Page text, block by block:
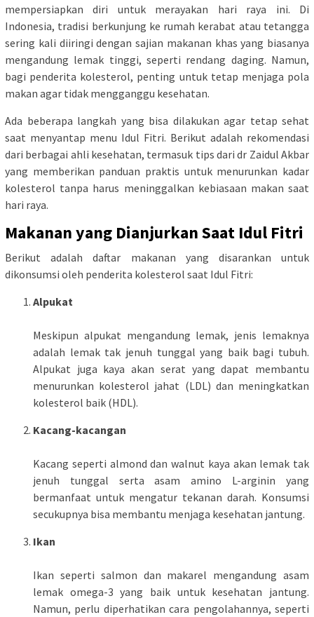
mempersiapkan diri untuk merayakan hari raya ini. Di
Indonesia, tradisi berkunjung ke rumah kerabat atau tetangga
sering kali diiringi dengan sajian makanan khas yang biasanya
mengandung lemak tinggi, seperti rendang daging. Namun,
bagi penderita kolesterol, penting untuk tetap menjaga pola
makan agar tidak mengganggu kesehatan.
Ada beberapa langkah yang bisa dilakukan agar tetap sehat
saat menyantap menu Idul Fitri. Berikut adalah rekomendasi
dari berbagai ahli kesehatan, termasuk tips dari dr Zaidul Akbar
yang memberikan panduan praktis untuk menurunkan kadar
kolesterol tanpa harus meninggalkan kebiasaan makan saat
hari raya.
Makanan yang Dianjurkan Saat Idul Fitri
Berikut adalah daftar makanan yang disarankan untuk
dikonsumsi oleh penderita kolesterol saat Idul Fitri:
Alpukat
Meskipun alpukat mengandung lemak, jenis lemaknya
adalah lemak tak jenuh tunggal yang baik bagi tubuh.
Alpukat juga kaya akan serat yang dapat membantu
menurunkan kolesterol jahat (LDL) dan meningkatkan
kolesterol baik (HDL).
Kacang-kacangan
Kacang seperti almond dan walnut kaya akan lemak tak
jenuh tunggal serta asam amino L-arginin yang
bermanfaat untuk mengatur tekanan darah. Konsumsi
secukupnya bisa membantu menjaga kesehatan jantung.
Ikan
Ikan seperti salmon dan makarel mengandung asam
lemak omega-3 yang baik untuk kesehatan jantung.
Namun, perlu diperhatikan cara pengolahannya, seperti